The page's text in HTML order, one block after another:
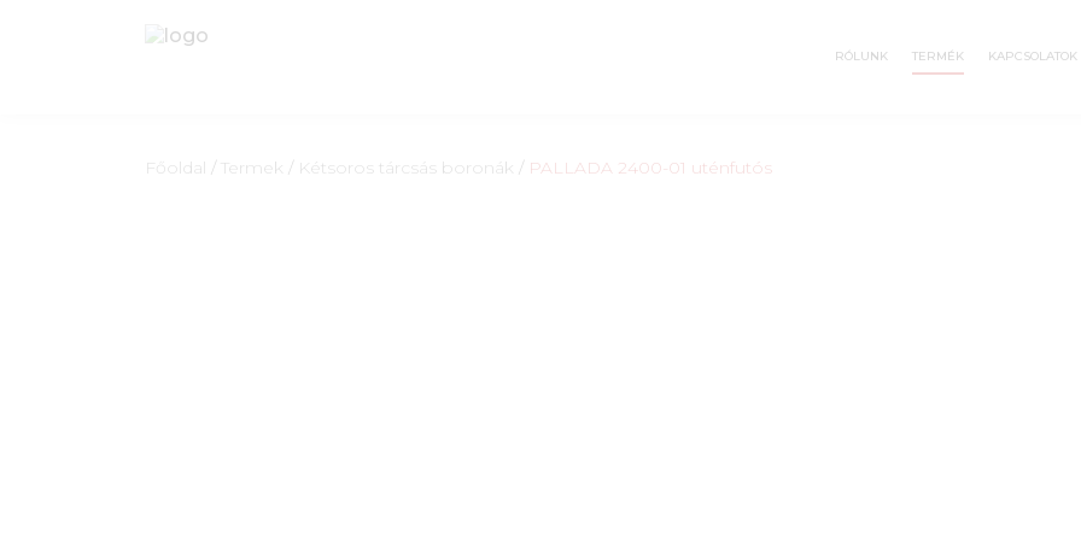
RÓLUNK TERMÉK KAPCSOLATOK
Főoldal / Termek / Kétsoros tárcsás boronák / PALLADA 2400-01 uténfutós